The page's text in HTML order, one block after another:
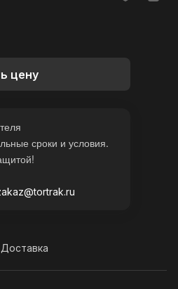
цену
сроки и условия.
Доставка